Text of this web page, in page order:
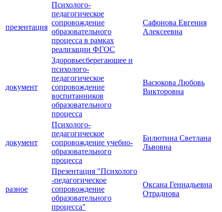
презентация
Психолого-
педагогическое
сопровождение
образовательного
процесса в рамках
реализации ФГОС
Сафонова Евгения
Алексеевна
документ
Здоровьесберегающее и
психолого-
педагогическое
сопровождение
воспитанников
образовательного
процесса
Васюкова Любовь
Викторовна
документ
Психолого-
педагогическое
сопровождение учебно-
образовательного
процесса
Билютина Светлана
Львовна
разное
Презентация "Психолого
-педагогическое
сопровождение
образовательного
процесса"
Оксана Геннадьевна
Отраднова